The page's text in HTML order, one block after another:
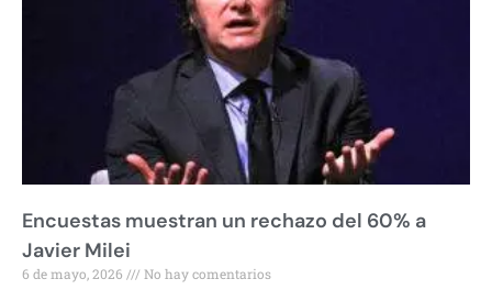
Encuestas muestran un rechazo del 60% a
Javier Milei
6 de mayo, 2026 No hay comentarios